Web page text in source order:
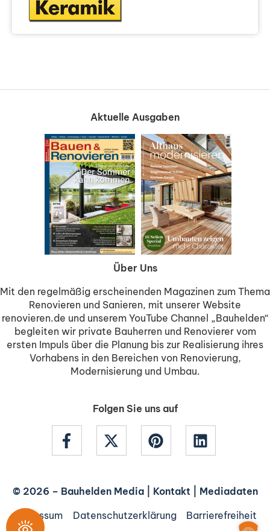
Aktuelle Ausgaben
Über Uns
Mit den regelmäßig erscheinenden Magazinen zum Thema
Renovieren und Sanieren, mit unserer Website
renovieren.de und unserem YouTube Channel „Bauhelden“
begleiten wir private Bauherren und Renovierer vom
ersten Impuls über die Planung bis zur Realisierung ihres
Vorhabens in den Bereichen von Renovierung,
Modernisierung und Umbau.
Folgen Sie uns auf
© 2026 – Bauhelden Media| Kontakt| Mediadaten
Impressum
Datenschutzerklärung Barrierefreiheit